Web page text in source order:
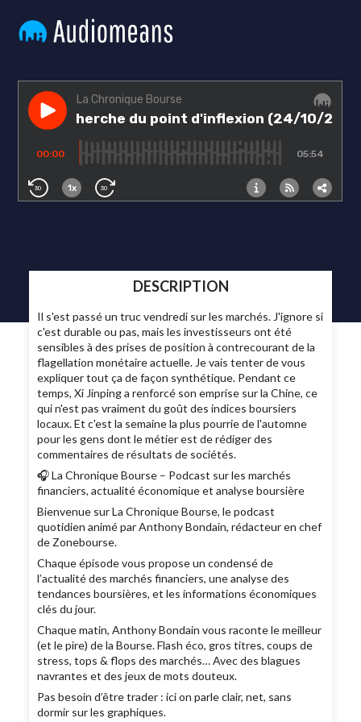
DESCRIPTION
Il s'est passé un truc vendredi sur les marchés. J'ignore si
c'est durable ou pas, mais les investisseurs ont été
sensibles à des prises de position à contrecourant de la
flagellation monétaire actuelle. Je vais tenter de vous
expliquer tout ça de façon synthétique. Pendant ce
temps, Xi Jinping a renforcé son emprise sur la Chine, ce
qui n'est pas vraiment du goût des indices boursiers
locaux. Et c'est la semaine la plus pourrie de l'automne
pour les gens dont le métier est de rédiger des
commentaires de résultats de sociétés.
🎧 La Chronique Bourse – Podcast sur les marchés
financiers, actualité économique et analyse boursière
Bienvenue sur La Chronique Bourse, le podcast
quotidien animé par Anthony Bondain, rédacteur en chef
de Zonebourse.
Chaque épisode vous propose un condensé de
l’actualité des marchés financiers, une analyse des
tendances boursières, et les informations économiques
clés du jour.
Chaque matin, Anthony Bondain vous raconte le meilleur
(et le pire) de la Bourse. Flash éco, gros titres, coups de
stress, tops & flops des marchés… Avec des blagues
navrantes et des jeux de mots douteux.
Pas besoin d’être trader : ici on parle clair, net, sans
dormir sur les graphiques.